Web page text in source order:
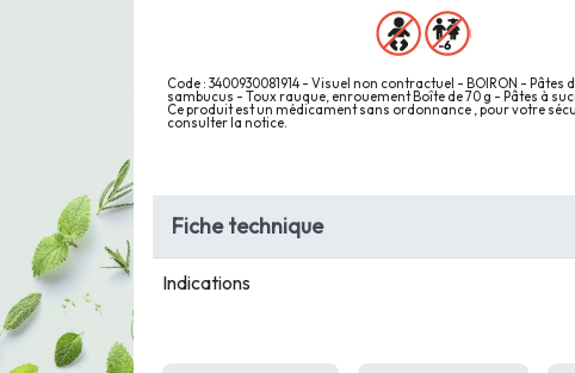
Code : 3400930081914 - Visuel non contractuel - BOIRON - Pâtes
sambucus - Toux rauque, enrouement Boîte de 70 g - Pâtes à
Ce produit est un médicament sans ordonnance , pour votre
consulter la notice.
Fiche technique
Indications